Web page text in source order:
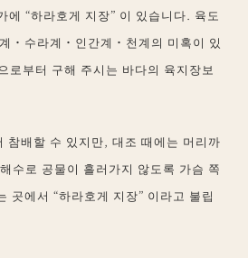
에 “하라호게 지장” 이 있습니다. 육도
・수라계・인간계・천계의 미혹이 있
로부터 구해 주시는 바다의 육지장보
참배할 수 있지만, 대조 때에는 머리까
수로 공물이 흘러가지 않도록 가슴 쪽
곳에서 “하라호게 지장” 이라고 불립